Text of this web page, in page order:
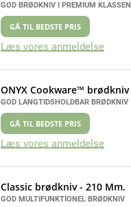
GOD BRØDKNIV I PREMIUM KLASSEN
GÅ TIL BEDSTE PRIS
Læs vores anmeldelse
ONYX Cookware™ brødkniv
GOD LANGTIDSHOLDBAR BRØDKNIV
GÅ TIL BEDSTE PRIS
Læs vores anmeldelse
Classic brødkniv - 210 Mm.
GOD MULTIFUNKTIONEL BRØDKNIV